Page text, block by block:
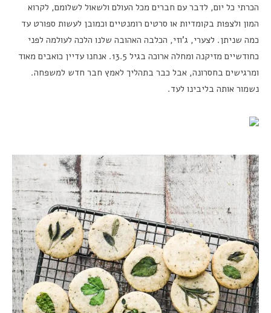
הכרתי כל יום, לדבר עם חברים מכל העולם ולשאול לשלומם, לקרוא
המון ולצפות בקומדיות או סרטים רומנטיים וכמובן לעשות ספורט עד
כמה שניתן. לצערי, ג’וזי, הכלבה האהובה שלנו הלכה לעולמה לפני
כחודשיים מזיקנה ומחלה ארוכה בגיל 13.5. אנחנו עדיין כואבים מאוד
ומרגישים בחסרונה, אבל כבר בתהליך לאמץ חבר חדש למשפחה.
נשמור אותה בליבינו לעד.